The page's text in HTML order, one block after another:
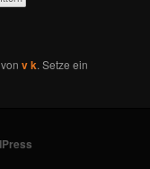
vonv k. Setze ein